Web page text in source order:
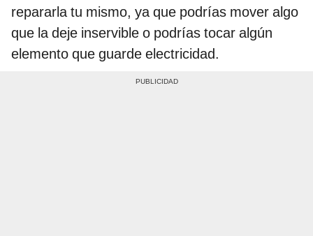
repararla tu mismo, ya que podrías mover algo
que la deje inservible o podrías tocar algún
elemento que guarde electricidad.